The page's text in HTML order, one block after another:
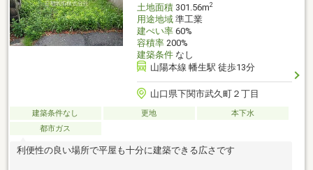
土地面積301.56m2
用途地域準工業
建ぺい率60%
容積率200%
建築条件なし
山陽本線 幡生駅 徒歩13分
山口県下関市武久町２丁目
建築条件なし 更地
本下水
都市ガス
利便性の良い場所で平屋も十分に建築できる広さです